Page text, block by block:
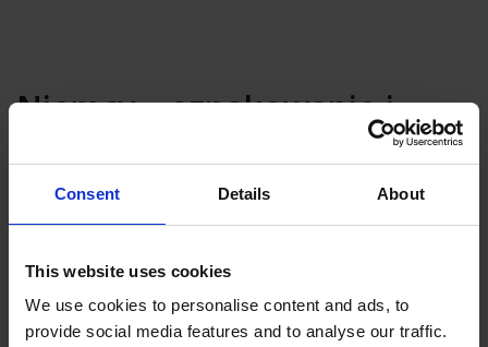
Consent Details About
This website uses cookies
We use cookies to personalise content and ads, to
provide social media features and to analyse our traffic.
Niemcy – oznakowanie i